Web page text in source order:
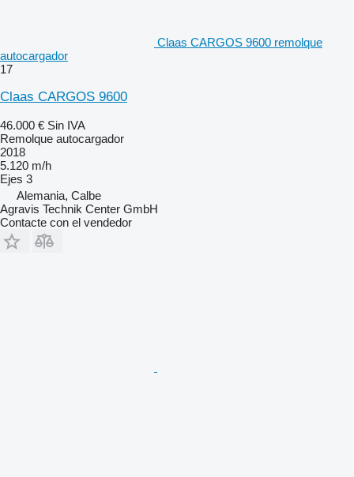
Claas CARGOS 9600 remolque
autocargador
17
Claas CARGOS 9600
46.000 € Sin IVA
Remolque autocargador
2018
5.120 m/h
Ejes 3
Alemania, Calbe
Agravis Technik Center GmbH
Contacte con el vendedor